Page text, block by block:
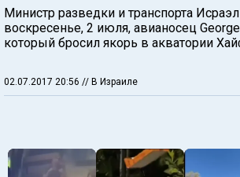
Министр разведки и транспорта
воскресенье, 2 июля, авианосец George
который бросил якорь в акватории
02.07.2017 20:56 // В Израиле